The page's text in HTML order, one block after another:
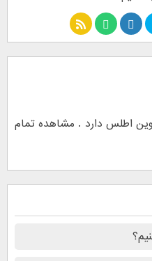
نوشته در نوین اطلس دارد . مشاهده تمام